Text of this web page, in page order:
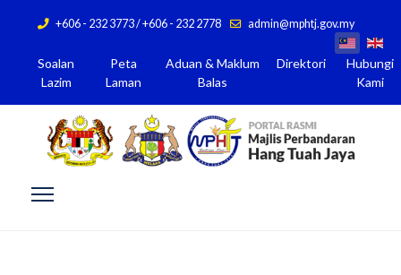
+606 - 232 3773 / +606 - 232 2778 admin@mphtj.gov.my
Soalan
Lazim
Peta
Laman
Aduan & Maklum
Balas
Direktori
Hubungi
Kami